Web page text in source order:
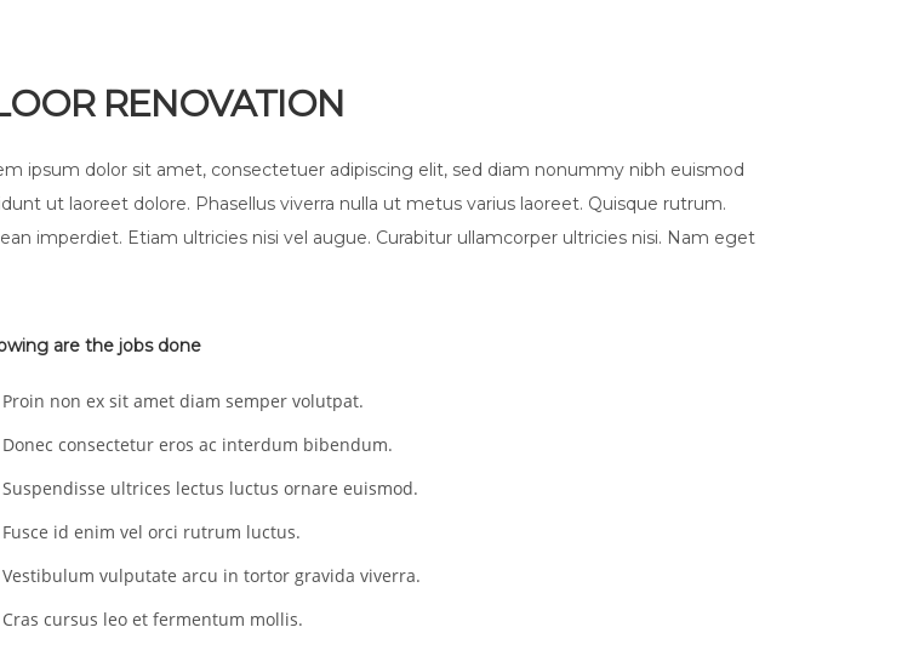
RENOVATION
ipsum dolor sit amet, consectetuer adipiscing elit, sed diam nonummy nibh euismod
ut laoreet dolore. Phasellus viverra nulla ut metus varius laoreet. Quisque rutrum.
imperdiet. Etiam ultricies nisi vel augue. Curabitur ullamcorper ultricies nisi. Nam eget
are the jobs done
Proin non ex sit amet diam semper volutpat.
Donec consectetur eros ac interdum bibendum.
Suspendisse ultrices lectus luctus ornare euismod.
Fusce id enim vel orci rutrum luctus.
Vestibulum vulputate arcu in tortor gravida viverra.
Cras cursus leo et fermentum mollis.